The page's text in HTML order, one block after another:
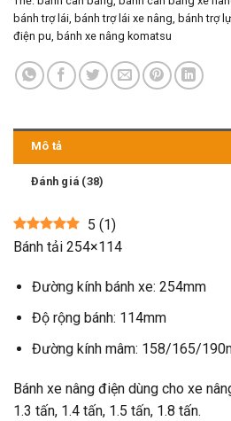
bánh trợ lái bánh trợ lái xe nâng bánh trợ
điện pu bánh xe nâng komatsu
Mô tả
Đánh giá (38)
5 (1)
Bánh tải 254×114
Đường kính bánh xe: 254mm
Độ rộng bánh: 114mm
Đường kính mâm: 158/165/
Bánh xe nâng điện dùng cho xe
1.3 tấn, 1.4 tấn, 1.5 tấn, 1.8 tấn.